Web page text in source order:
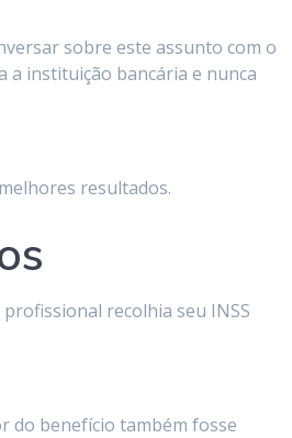
sobre este assunto com o
a instituição bancária e nunca
resultados.
recolhia seu INSS
do benefício também fosse